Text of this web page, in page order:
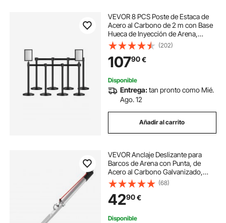
VEVOR 8 PCS Poste de Estaca de
Acero al Carbono de 2 m con Base
Hueca de Inyección de Arena,
Cinturones Retráctiles Negros y 2
Soportes para Letreros para Teatro,
Fiesta, Boda, Exposición, Negro
(202)
10790€
Disponible
Entrega:tan pronto como Mié.
Ago. 12
Añadir al carrito
VEVOR Anclaje Deslizante para
Barcos de Arena con Punta, de
Acero al Carbono Galvanizado,
para Playa en Aguas Poco
Profundas, para Asegurar Motos
Acuáticas y Pontones en Playas y
Bancos de Arena
(68)
4290€
Disponible